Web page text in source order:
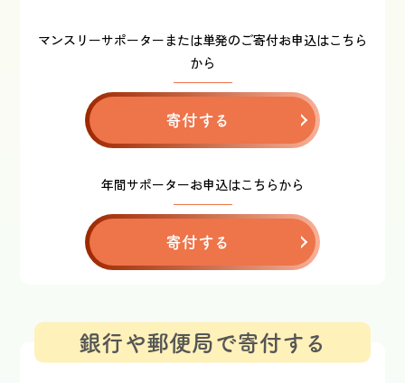
マンスリーサポーターまたは単発のご寄付お申込はこちら
から
寄付する
年間サポーターお申込はこちらから
寄付する
銀行や郵便局で寄付する